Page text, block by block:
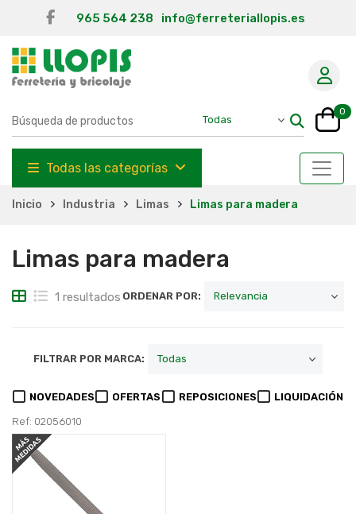
965 564 238 info@ferreteriallopis.es
0
Todas las categorías
Inicio Industria Limas Limas para madera
Limas para madera
1 resultados ORDENAR POR:
FILTRAR POR MARCA:
NOVEDADES OFERTAS REPOSICIONES LIQUIDACIÓN
Ref: 02056010